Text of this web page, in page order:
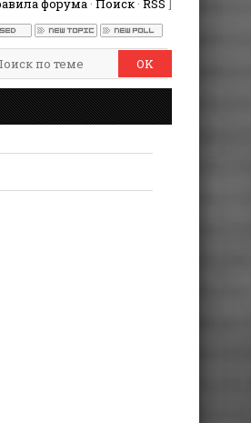
форума· Поиск· RSS ]